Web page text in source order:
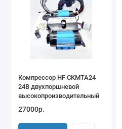
Компрессор HF CKMTA24
24В двухпоршневой
высокопроизводительный
27000р.